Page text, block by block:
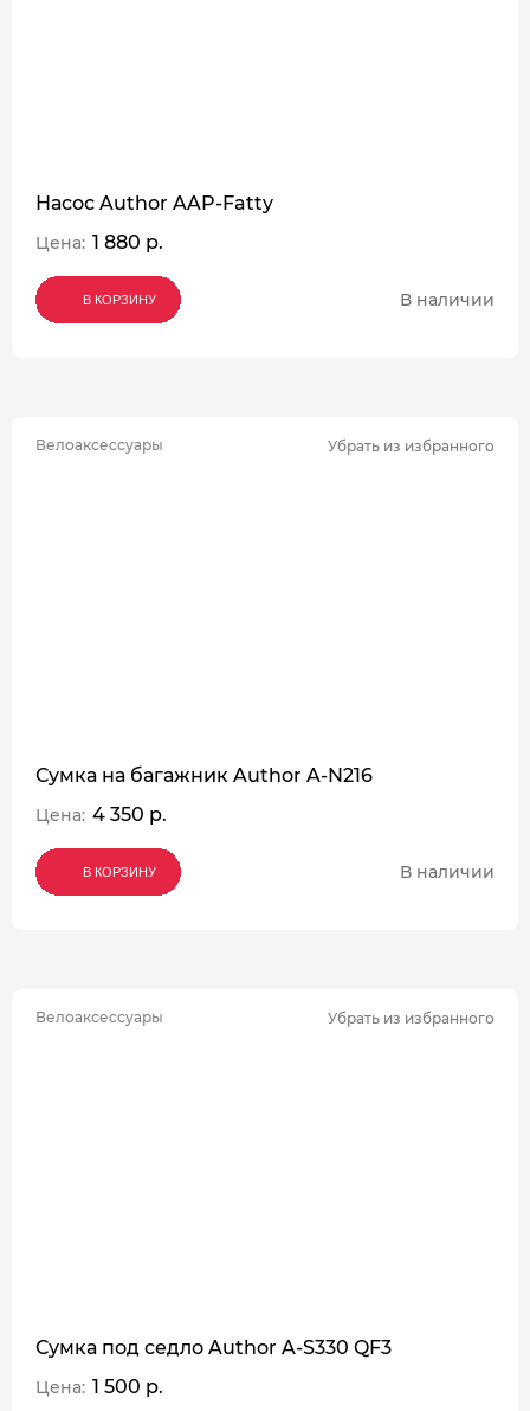
Насос Author AAP-Fatty
Цена: 1 880 р.
В КОРЗИНУ
В КОРЗИНУ
В КОРЗИНУ В наличии
Велоаксессуары Убрать из избранного
Сумка на багажник Author A-N216
Цена: 4 350 р.
В КОРЗИНУ
В КОРЗИНУ
В КОРЗИНУ В наличии
Велоаксессуары Убрать из избранного
Сумка под седло Author A-S330 QF3
Цена: 1 500 р.